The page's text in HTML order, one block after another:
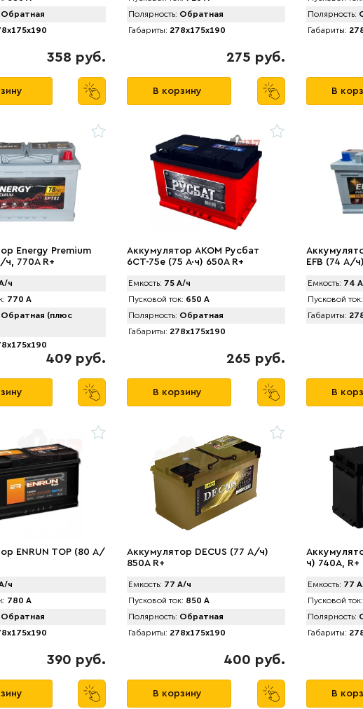
Обратная
358 руб.
Полярность: Обратная
Габариты: 278x175x190
275 руб.
В корзину
Полярность:
Габариты:
В
Energy Premium
ч, 770A R+
ч
770 А
Обратная (плюс
409 руб.
Аккумулятор AKOM Русбат
6СТ-75е (75 А·ч) 650A R+
Емкость: 75 А/ч
Пусковой ток: 650 А
Полярность: Обратная
Габариты: 278x175x190
265 руб.
В корзину
EFB (74 А/
Емкость: 74
Пусковой ток:
Габариты:
В
ENRUN TOP (80 А/
ч
780 А
Обратная
390 руб.
Аккумулятор DECUS (77 А/ч)
850A R+
Емкость: 77 А/ч
Пусковой ток: 850 А
Полярность: Обратная
Габариты: 278x175x190
400 руб.
В корзину
ч) 740A, R+
Емкость: 77
Пусковой ток:
Полярность:
Габариты:
В